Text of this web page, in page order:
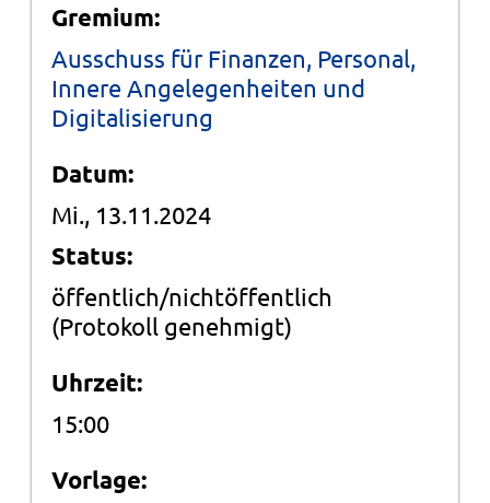
Gremium:
Ausschuss für Finanzen, Personal,
Innere Angelegenheiten und
Digitalisierung
Datum:
Mi., 13.11.2024
Status:
öffentlich/nichtöffentlich
(Protokoll genehmigt)
Uhrzeit:
15:00
Vorlage: